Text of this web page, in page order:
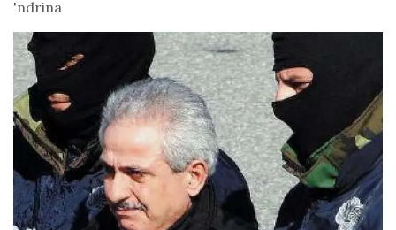
'ndrina